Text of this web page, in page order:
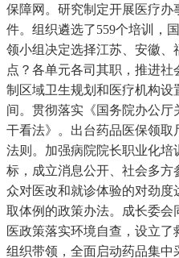
保障网。研究制定开展医疗
件。组织遴选了559个培训，
领小组决定选择江苏、安徽
点？各单元各司其职，推进
制区域卫生规划和医疗机构
间。贯彻落实《国务院办公
干看法》。出台药品医保领
法则。加强病院院长职业化培
标，成立消息公开、社会多
众对医改和就诊体验的对劲度
取体例的政策办法。成长委
医政策落实环境自查，设立
组织带领，全面启动药品集中